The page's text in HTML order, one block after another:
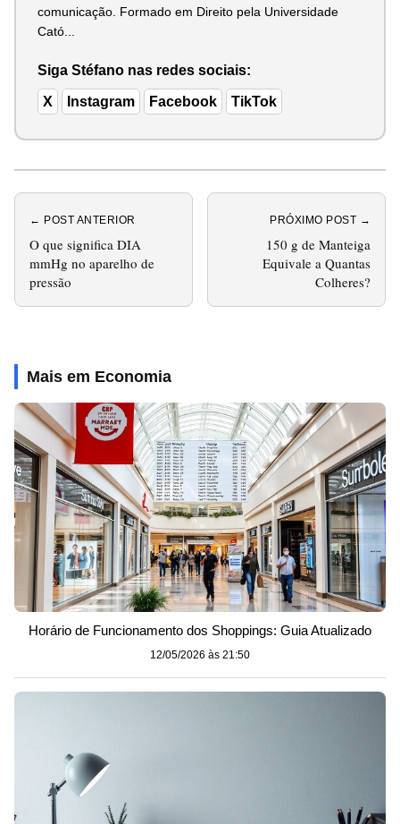
comunicação. Formado em Direito pela Universidade
Cató...
Siga Stéfano nas redes sociais:
X Instagram Facebook TikTok
← POST ANTERIOR
O que significa DIA
mmHg no aparelho de
pressão
PRÓXIMO POST →
150 g de Manteiga
Equivale a Quantas
Colheres?
Mais em Economia
Horário de Funcionamento dos Shoppings: Guia Atualizado
12/05/2026 às 21:50